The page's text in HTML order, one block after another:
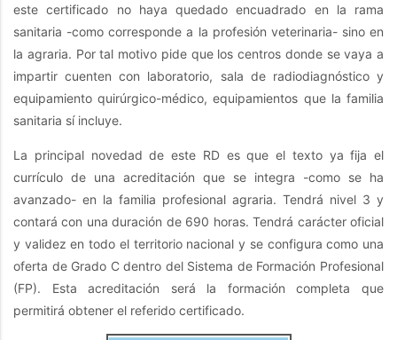
este certificado no haya quedado encuadrado en la rama
sanitaria -como corresponde a la profesión veterinaria- sino en
la agraria. Por tal motivo pide que los centros donde se vaya a
impartir cuenten con laboratorio, sala de radiodiagnóstico y
equipamiento quirúrgico-médico, equipamientos que la familia
sanitaria sí incluye.
La principal novedad de este RD es que el texto ya fija el
currículo de una acreditación que se integra -como se ha
avanzado- en la familia profesional agraria. Tendrá nivel 3 y
contará con una duración de 690 horas. Tendrá carácter oficial
y validez en todo el territorio nacional y se configura como una
oferta de Grado C dentro del Sistema de Formación Profesional
(FP). Esta acreditación será la formación completa que
permitirá obtener el referido certificado.